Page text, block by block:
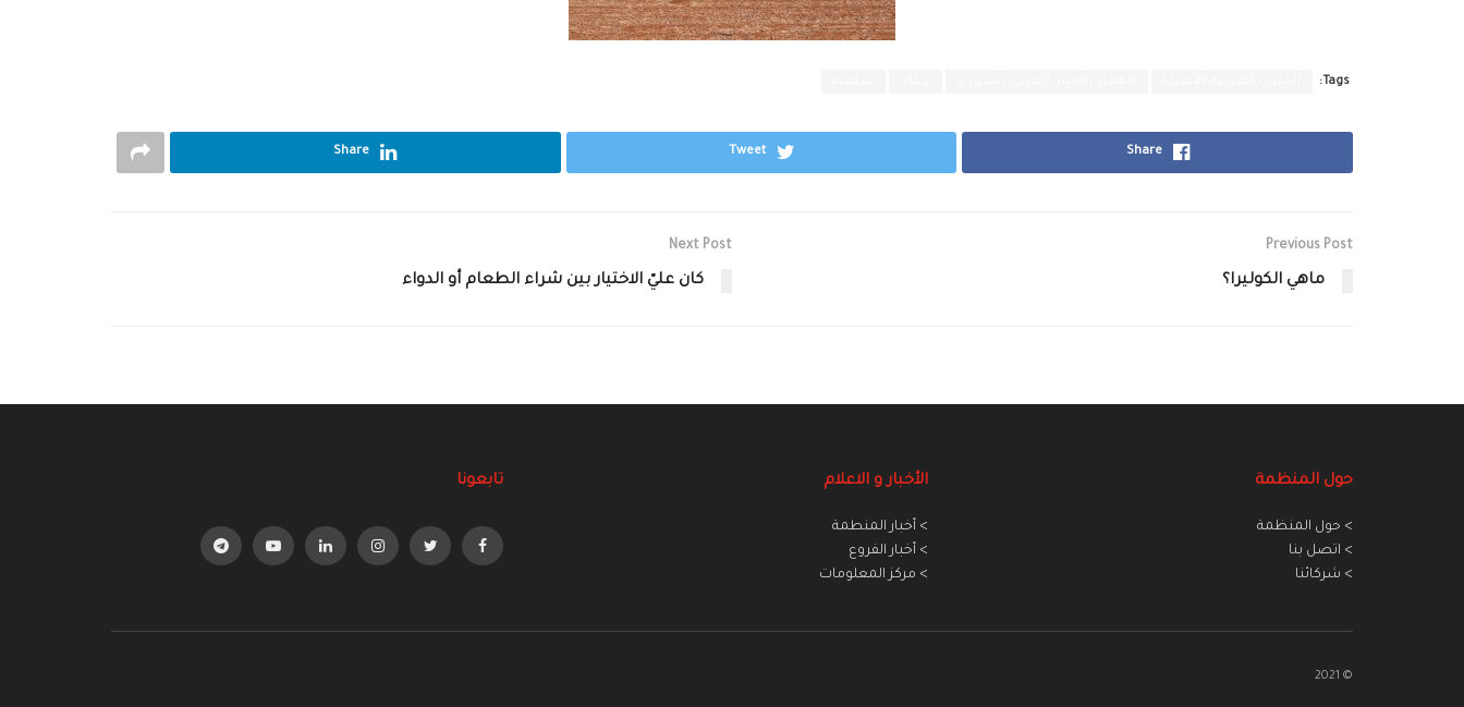
Tags:
Share
Tweet
Share
Previous Post
ماهي الكوليرا؟
Next Post
كان عليّ الاختيار بين شراء الطعام أو الدواء
حول المنظمة
> حول المنظمة
> اتصل بنا
> شركائنا
الأخبار و الاعلام
> أخبار المنطمة
> أخبار الفروع
> مركز المعلومات
تابعونا
© 2021